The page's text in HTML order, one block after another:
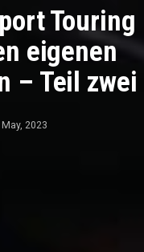
Touring
eigenen
– Teil zwei
May, 2023